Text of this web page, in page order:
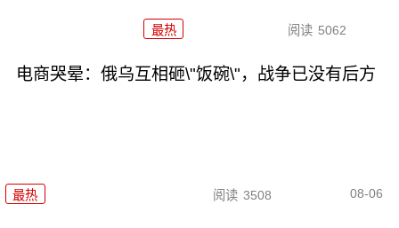
最热 阅读 5062
电商哭晕：俄乌互相砸\"饭碗\"，战争已没有后方
最热 阅读 3508 08-06